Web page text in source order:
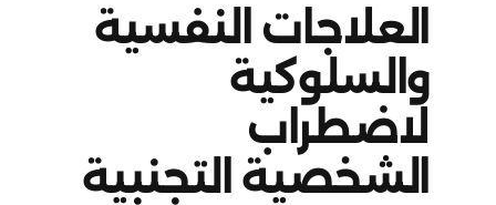
العلاجات النفسية
والسلوكية
لاضطراب
الشخصية التجنبية